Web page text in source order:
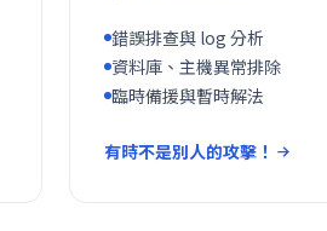
錯誤排查與 log 分析
資料庫、主機異常排除
臨時備援與暫時解法
有時不是別人的攻擊！